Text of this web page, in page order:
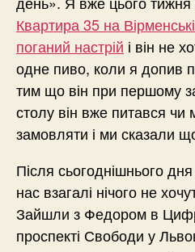
Квартира 35 на
поганий настрій і він не
одне пиво, коли я допив
тим що він при першому
столу він вже питався
замовляти і ми сказали
Після сьогоднішнього
нас взагалі нічого не
Зайшли з Федором в
проспекті Свободи у